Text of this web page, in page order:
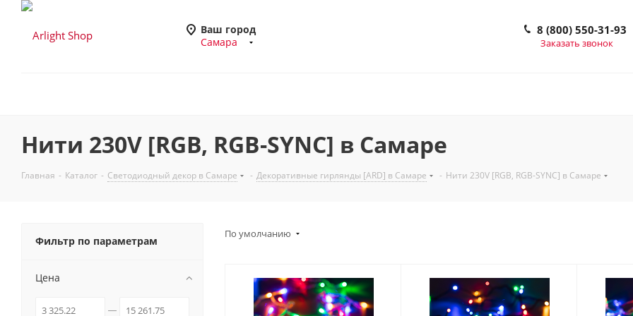
Ваш город
Самара
8 (800) 550-31-93
Заказать звонок
Нити 230V [RGB, RGB-SYNC] в Самаре
Главная - Каталог - Светодиодный декор в Самаре - Декоративные гирлянды [ARD] в Самаре - Нити 230V [RGB, RGB-SYNC] в Самаре
По умолчанию
Фильтр по параметрам
Цена